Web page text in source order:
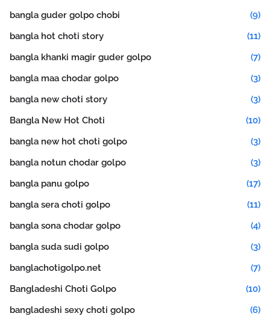
bangla guder golpo chobi
(9)
bangla hot choti story
(11)
bangla khanki magir guder golpo
(7)
bangla maa chodar golpo
(3)
bangla new choti story
(3)
Bangla New Hot Choti
(10)
bangla new hot choti golpo
(3)
bangla notun chodar golpo
(3)
bangla panu golpo
(17)
bangla sera choti golpo
(11)
bangla sona chodar golpo
(4)
bangla suda sudi golpo
(3)
banglachotigolpo.net
(7)
Bangladeshi Choti Golpo
(10)
bangladeshi sexy choti golpo
(6)